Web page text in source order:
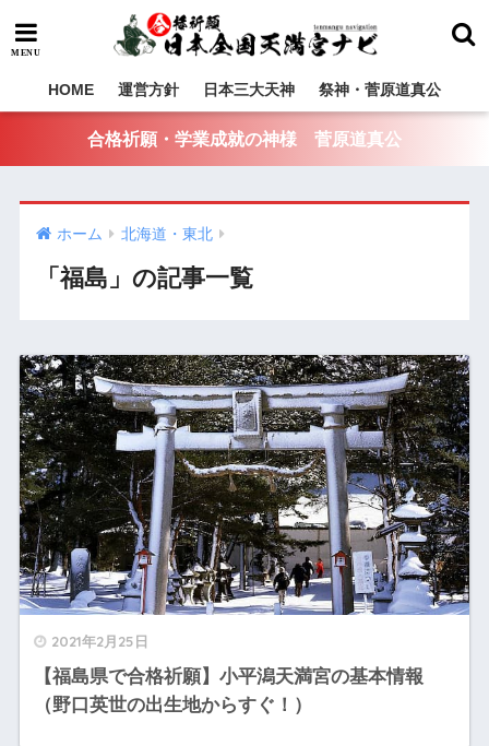
HOME 運営方針 日本三大天神 祭神・菅原道真公
合格祈願・学業成就の神様 菅原道真公
ホーム 北海道・東北
「福島」の記事一覧
2021年2月25日
【福島県で合格祈願】小平潟天満宮の基本情報
（野口英世の出生地からすぐ！）